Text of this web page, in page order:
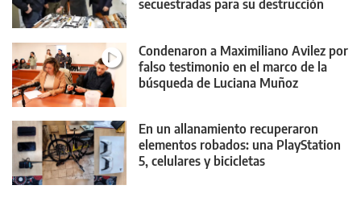
secuestradas para su destrucción
Condenaron a Maximiliano Avilez por
falso testimonio en el marco de la
búsqueda de Luciana Muñoz
En un allanamiento recuperaron
elementos robados: una PlayStation
5, celulares y bicicletas